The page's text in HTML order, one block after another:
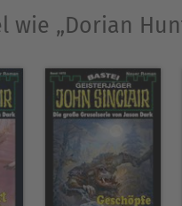
wie „Dorian